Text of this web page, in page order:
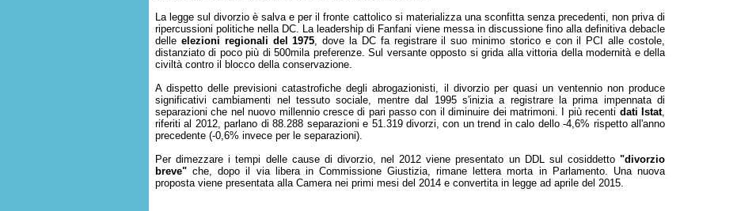
La legge sul divorzio è salva e per il fronte cattolico si materializza una sconfitta senza precedenti, non priva di
ripercussioni politiche nella DC. La leadership di Fanfani viene messa in discussione fino alla definitiva debacle
delle elezioni regionali del 1975, dove la DC fa registrare il suo minimo storico e con il PCI alle costole,
distanziato di poco più di 500mila preferenze. Sul versante opposto si grida alla vittoria della modernità e della
civiltà contro il blocco della conservazione.
A dispetto delle previsioni catastrofiche degli abrogazionisti, il divorzio per quasi un ventennio non produce
significativi cambiamenti nel tessuto sociale, mentre dal 1995 s'inizia a registrare la prima impennata di
separazioni che nel nuovo millennio cresce di pari passo con il diminuire dei matrimoni. I più recenti dati Istat,
riferiti al 2012, parlano di 88.288 separazioni e 51.319 divorzi, con un trend in calo dello -4,6% rispetto all'anno
precedente (-0,6% invece per le separazioni).
Per dimezzare i tempi delle cause di divorzio, nel 2012 viene presentato un DDL sul cosiddetto "divorzio
breve" che, dopo il via libera in Commissione Giustizia, rimane lettera morta in Parlamento. Una nuova
proposta viene presentata alla Camera nei primi mesi del 2014 e convertita in legge ad aprile del 2015.